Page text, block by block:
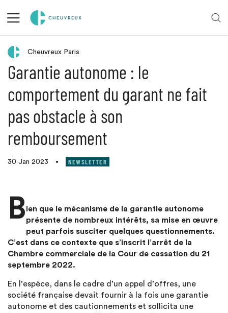
Retour aux actualités
Cheuvreux Paris
Garantie autonome : le
comportement du garant ne fait
pas obstacle à son
remboursement
30 Jan 2023 • NEWSLETTER
Bien que le mécanisme de la garantie autonome
présente de nombreux intérêts, sa mise en œuvre
peut parfois susciter quelques questionnements.
C’est dans ce contexte que s’inscrit l’arrêt de la
Chambre commerciale de la Cour de cassation du 21
septembre 2022.
En l’espèce, dans le cadre d’un appel d’offres, une
société française devait fournir à la fois une garantie
autonome et des cautionnements et sollicita une